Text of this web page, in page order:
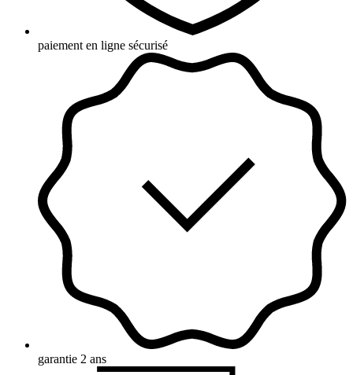
paiement en ligne sécurisé
garantie 2 ans